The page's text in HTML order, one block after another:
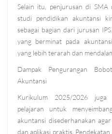
Selain itu, penjurusan di SMA
studi pendidikan akuntansi
sebagai bagian dari jurusan
yang berminat pada
yang lebih terarah dan
Dampak Pengurangan
Akuntansi
Kurikulum 2025/2026
pelajaran untuk
akuntansi disederhanakan
dan aplikasi praktis.